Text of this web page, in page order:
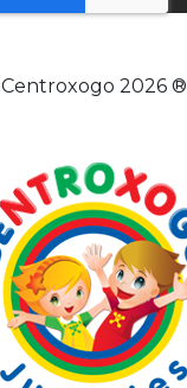
Centroxogo 2026 ®